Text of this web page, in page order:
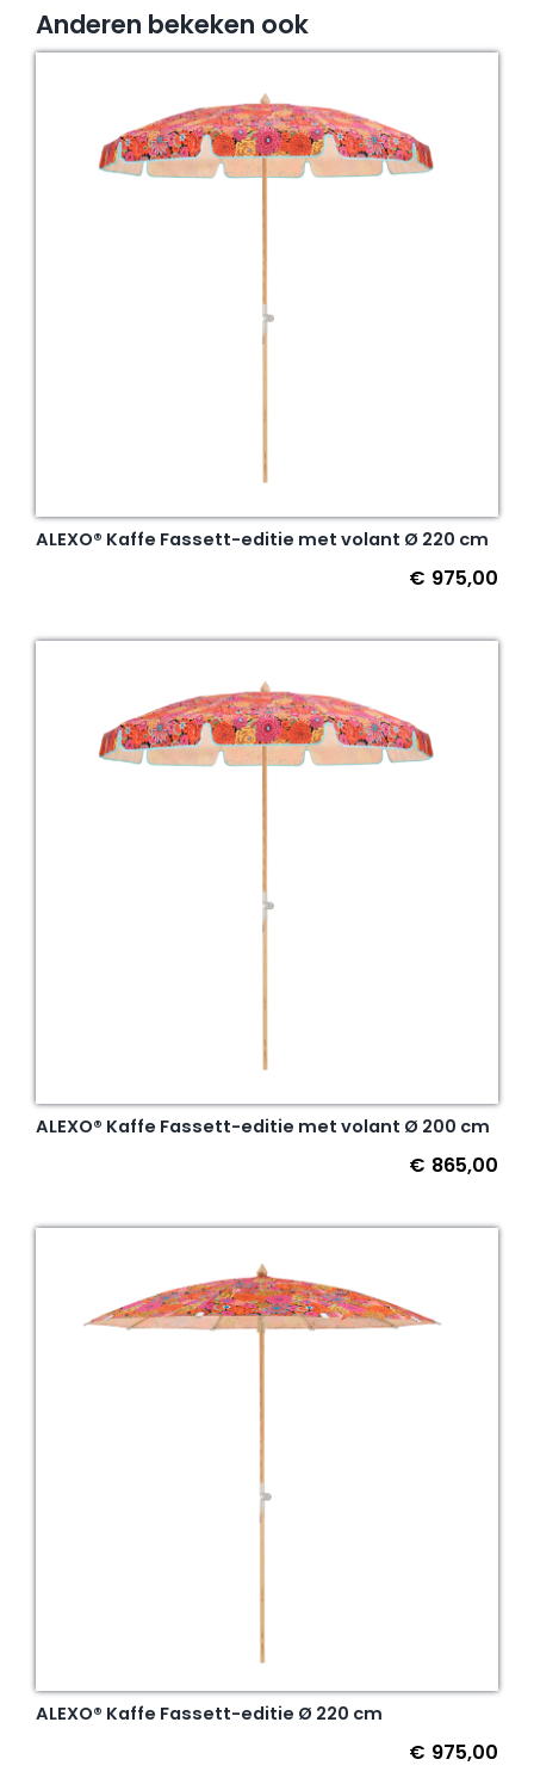
Anderen bekeken ook
ALEXO® Kaffe Fassett-editie met volant Ø 220 cm
€ 975,00
ALEXO® Kaffe Fassett-editie met volant Ø 200 cm
€ 865,00
ALEXO® Kaffe Fassett-editie Ø 220 cm
€ 975,00